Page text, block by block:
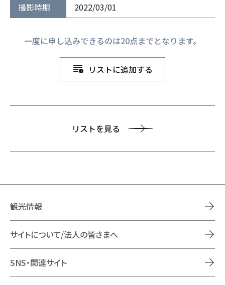
撮影時期
2022/03/01
一度に申し込みできるのは20点までとなります。
リストに追加する
リストを見る
観光情報
サイトについて/法人の皆さまへ
SNS・関連サイト